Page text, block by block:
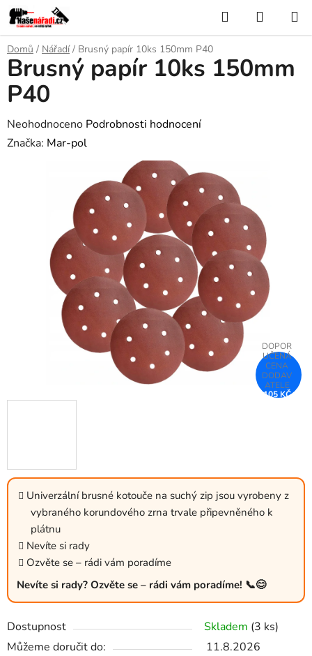
Přejít
na
obsah
Hledat
KOŠÍK
Domů / Nářadí / Brusný papír 10ks 150mm P40
Univerzální brusné kotouče na suchý zip jsou vyrobeny z
vybraného korundového zrna trvale připevněného k
plátnu
Nevíte si rady
Ozvěte se – rádi vám poradíme
Nevíte si rady? Ozvěte se – rádi vám poradíme! 📞😊
Dostupnost Skladem (3 ks)
Můžeme doručit do:
11.8.2026
Brusný papír 10ks 150mm
P40
Průměrné
hodnocení
hvězdiček.
Neohodnoceno Podrobnosti hodnocení
Značka: Mar-pol
105 KČ